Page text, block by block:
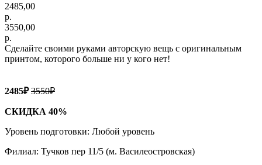
2485,00
р.
3550,00
р.
Сделайте своими руками авторскую вещь с оригинальным
принтом, которого больше ни у кого нет!
2485₽3550₽
СКИДКА 40%
Уровень подготовки: Любой уровень
Филиал: Тучков пер 11/5 (м. Василеостровская)